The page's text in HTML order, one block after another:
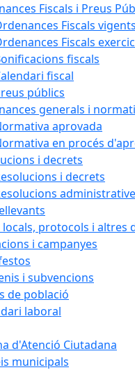
Fiscals i Preus
Fiscals vigents
Fiscals
fiscals
fiscal
públics
generals i
aprovada
en procés
i decrets
i decrets
locals, protocols i altres
i campanyes
i subvencions
de població
laboral
d'Atenció Ciutadana
municipals